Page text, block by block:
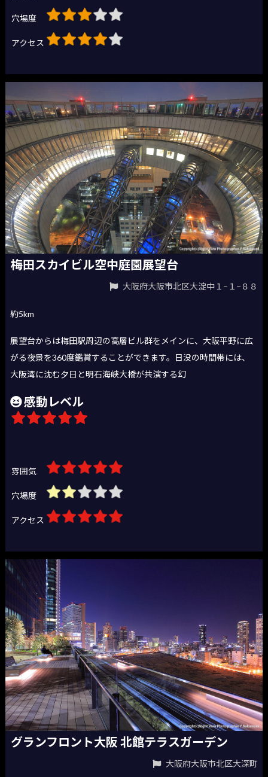
穴場度
アクセス
梅田スカイビル空中庭園展望台
大阪府大阪市北区大淀中１−１−８８
約5km
展望台からは梅田駅周辺の高層ビル群をメインに、大阪平野に広
がる夜景を360度鑑賞することができます。日没の時間帯には、
大阪湾に沈む夕日と明石海峡大橋が共演する幻
感動レベル
雰囲気
穴場度
アクセス
グランフロント大阪 北館テラスガーデン
大阪府大阪市北区大深町